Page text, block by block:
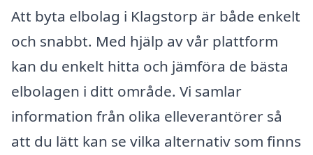
Att byta elbolag i Klagstorp är både enkelt
och snabbt. Med hjälp av vår plattform
kan du enkelt hitta och jämföra de bästa
elbolagen i ditt område. Vi samlar
information från olika elleverantörer så
att du lätt kan se vilka alternativ som finns